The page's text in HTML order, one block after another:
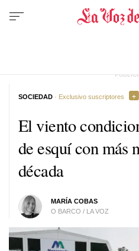
El viento
de esquí con más
década
MARÍA COBAS
O BARCO / LA VOZ
SOCIEDAD · Exclusivo suscriptores